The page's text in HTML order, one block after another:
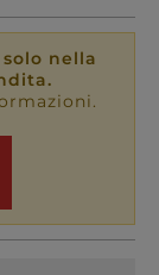
nella